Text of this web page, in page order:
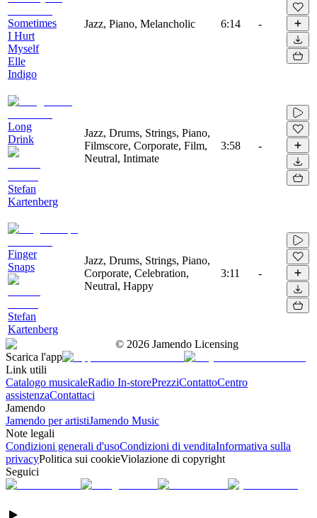
Sometimes
I Hurt
Myself
Elle
Indigo
Jazz, Piano, Melancholic 6:14 -
Long
Drink
Stefan
Kartenberg
Jazz, Drums, Strings, Piano,
Filmscore, Corporate, Film,
Neutral, Intimate
3:58 -
Finger
Snaps
Stefan
Kartenberg
Jazz, Drums, Strings, Piano,
Corporate, Celebration,
Neutral, Happy
3:11 -
© 2026 Jamendo Licensing
Scarica l'app
Link utili
Catalogo musicaleRadio In-storePrezziContattoCentro
assistenzaContattaci
Jamendo
Jamendo per artistiJamendo Music
Note legali
Condizioni generali d'usoCondizioni di venditaInformativa sulla
privacyPolitica sui cookieViolazione di copyright
Seguici